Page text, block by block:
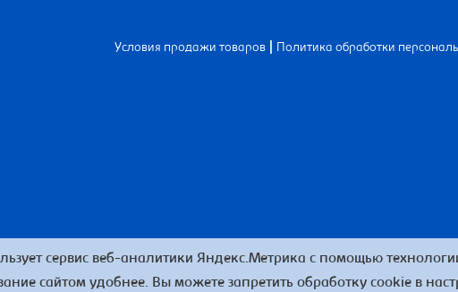
Условия продажи товаров Политика обработки
сервис веб-аналитики Яндекс.Метрика с помощью
сайтом удобнее. Вы можете запретить обработку cookie в